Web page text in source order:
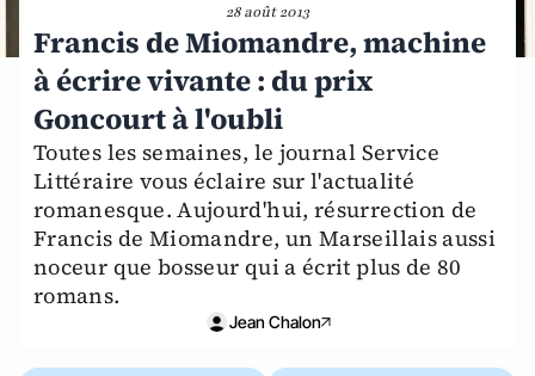
28 août 2013
Francis de Miomandre, machine
à écrire vivante : du prix
Goncourt à l'oubli
Toutes les semaines, le journal Service
Littéraire vous éclaire sur l'actualité
romanesque. Aujourd'hui, résurrection de
Francis de Miomandre, un Marseillais aussi
noceur que bosseur qui a écrit plus de 80
romans.
Jean Chalon